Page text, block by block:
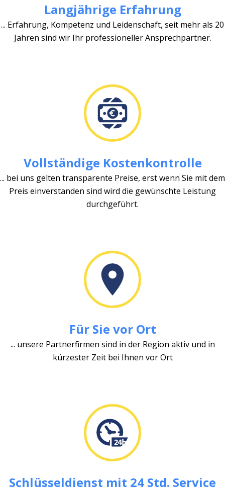
Langjährige Erfahrung
... Erfahrung, Kompetenz und Leidenschaft, seit mehr als 20
Jahren sind wir Ihr professioneller Ansprechpartner.
Vollständige Kostenkontrolle
... bei uns gelten transparente Preise, erst wenn Sie mit dem
Preis einverstanden sind wird die gewünschte Leistung
durchgeführt.
Für Sie vor Ort
... unsere Partnerfirmen sind in der Region aktiv und in
kürzester Zeit bei Ihnen vor Ort
Schlüsseldienst mit 24 Std. Service